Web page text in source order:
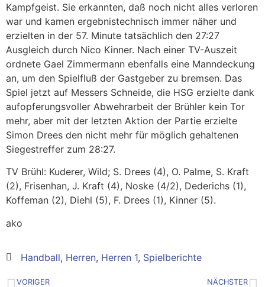
Kampfgeist. Sie erkannten, daß noch nicht alles verloren
war und kamen ergebnistechnisch immer näher und
erzielten in der 57. Minute tatsächlich den 27:27
Ausgleich durch Nico Kinner. Nach einer TV-Auszeit
ordnete Gael Zimmermann ebenfalls eine Manndeckung
an, um den Spielfluß der Gastgeber zu bremsen. Das
Spiel jetzt auf Messers Schneide, die HSG erzielte dank
aufopferungsvoller Abwehrarbeit der Brühler kein Tor
mehr, aber mit der letzten Aktion der Partie erzielte
Simon Drees den nicht mehr für möglich gehaltenen
Siegestreffer zum 28:27.
TV Brühl: Kuderer, Wild; S. Drees (4), O. Palme, S. Kraft
(2), Frisenhan, J. Kraft (4), Noske (4/2), Dederichs (1),
Koffeman (2), Diehl (5), F. Drees (1), Kinner (5).
ako
Handball, Herren, Herren 1, Spielberichte
VORIGER NÄCHSTER